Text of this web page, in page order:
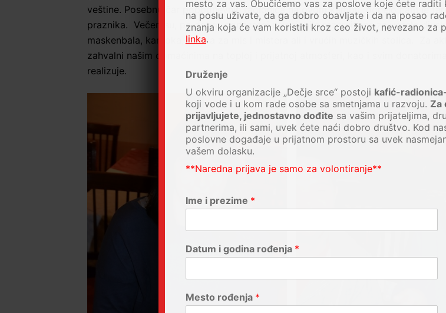
veštine. Posebnu čar popodnevnih radionica na ovom kampu donelo nam je
praznika. Večeri su, po dobro ponazatoj navici, bile rezervisane za veselo
maskenbala, karaoka, izbora za mis i mistera ali i vrućih muzičkih stolica. Za
zahvalni našim domaćinima na toploj i prijatnoj atmosferi, kao i svim
realizuje.
mesto za vas. Obučićemo vas za poslove koje ćete
na poslu uživate, da ga dobro obavljate i da na posao
znanja koja će vam koristiti kroz ceo život, nevezano za
linka.
Druženje
U okviru organizacije „Dečje srce“ postoji kafić-
koji vode i u kom rade osobe sa smetnjama u razvoju. Za
prijavljujete, jednostavno dođite sa vašim prijateljima,
partnerima, ili sami, uvek ćete naći dobro društvo. Kod
poslovne događaje u prijatnom prostoru sa uvek
vašem dolasku.
**Naredna prijava je samo za volontiranje**
Ime i prezime *
Datum i godina rođenja *
Mesto rođenja *